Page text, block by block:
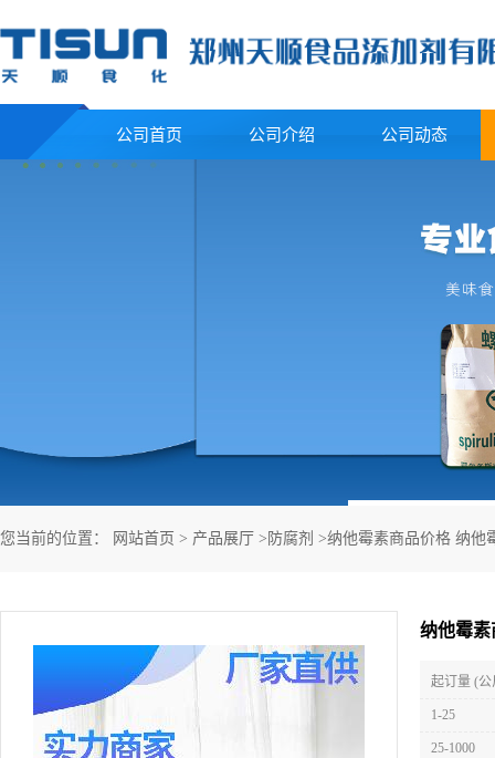
公司首页 公司介绍 公司动态
您当前的位置： 网站首页 > 产品展厅 > 防腐剂 >纳他霉素商品价格 纳他
纳他霉素
起订量 (公
1-25
25-1000